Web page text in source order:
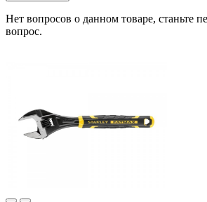
Нет вопросов о данном товаре, станьте
вопрос.